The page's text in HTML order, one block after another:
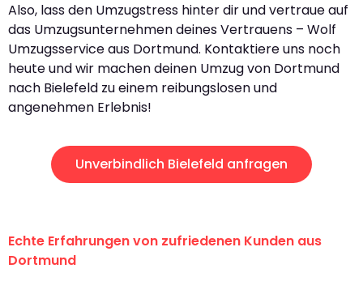
Also, lass den Umzugstress hinter dir und vertraue auf
das Umzugsunternehmen deines Vertrauens – Wolf
Umzugsservice aus Dortmund. Kontaktiere uns noch
heute und wir machen deinen Umzug von Dortmund
nach Bielefeld zu einem reibungslosen und
angenehmen Erlebnis!
Unverbindlich Bielefeld anfragen
Echte Erfahrungen von zufriedenen Kunden aus
Dortmund